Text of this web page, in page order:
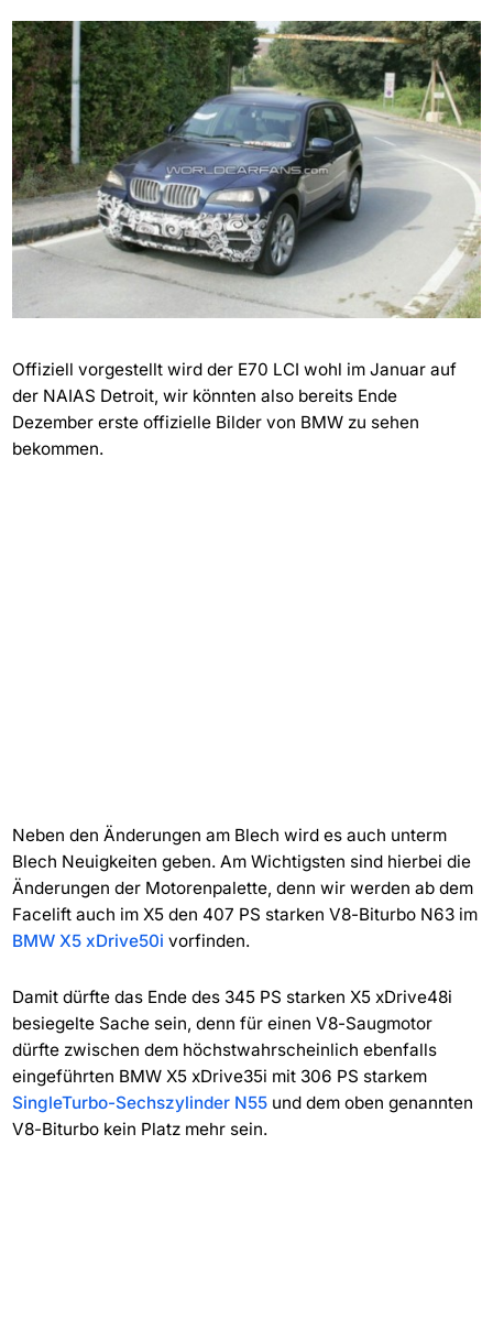
Offiziell vorgestellt wird der E70 LCI wohl im Januar auf
der NAIAS Detroit, wir könnten also bereits Ende
Dezember erste offizielle Bilder von BMW zu sehen
bekommen.
Neben den Änderungen am Blech wird es auch unterm
Blech Neuigkeiten geben. Am Wichtigsten sind hierbei die
Änderungen der Motorenpalette, denn wir werden ab dem
Facelift auch im X5 den 407 PS starken V8-Biturbo N63 im
BMW X5 xDrive50i vorfinden.
Damit dürfte das Ende des 345 PS starken X5 xDrive48i
besiegelte Sache sein, denn für einen V8-Saugmotor
dürfte zwischen dem höchstwahrscheinlich ebenfalls
eingeführten BMW X5 xDrive35i mit 306 PS starkem
SingleTurbo-Sechszylinder N55und dem oben genannten
V8-Biturbo kein Platz mehr sein.